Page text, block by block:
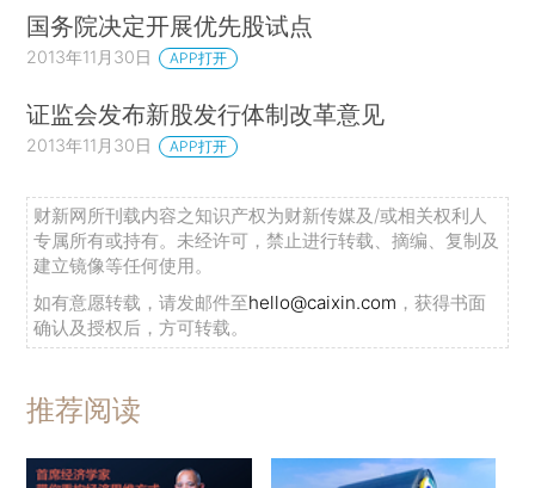
国务院决定开展优先股试点
2013年11月30日 APP打开
证监会发布新股发行体制改革意见
2013年11月30日 APP打开
财新网所刊载内容之知识产权为财新传媒及/或相关权利人
专属所有或持有。未经许可，禁止进行转载、摘编、复制及
建立镜像等任何使用。
如有意愿转载，请发邮件至hello@caixin.com ，获得书面
确认及授权后，方可转载。
推荐阅读